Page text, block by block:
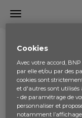
LEXIQUE
Le
Parfois les termes
compliqués et
Cookies
Avec votre accord,
par elle et/ou par des
cookies sont
et d'autres sont utilisés
- de paramétrage de
personnaliser et
notamment l’affichage